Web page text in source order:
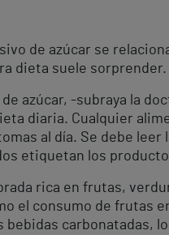
de azúcar se
dieta suele sorprender.
azúcar, -subraya la
diaria. Cualquier
al día. Se debe
etiquetan los
rica en frutas,
el consumo de frutas
carbonatadas,